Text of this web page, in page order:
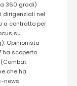
360 gradi)
dirigenziali nel
a contratto per
su
Opinionista
ha scoperto
che ha
news